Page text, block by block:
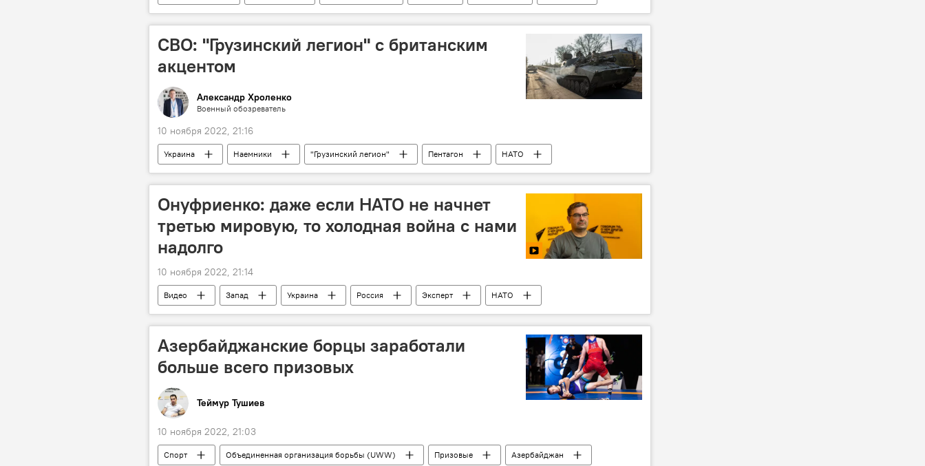
СВО: "Грузинский легион" с британским
акцентом
Александр Хроленко
Военный обозреватель
10 ноября 2022, 21:16
Украина Наемники "Грузинский легион" Пентагон
НАТО
Политика
Колумнисты
Онуфриенко: даже если НАТО не начнет
третью мировую, то холодная война с нами
надолго
10 ноября 2022, 21:14
Видео Запад Украина Россия Эксперт НАТО
Азербайджанские борцы заработали
больше всего призовых
Теймур Тушиев
10 ноября 2022, 21:03
Спорт Объединенная организация борьбы (UWW) Призовые
Азербайджан